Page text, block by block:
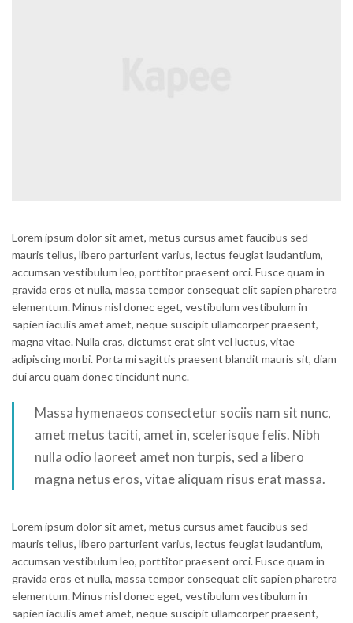
Lorem ipsum dolor sit amet, metus cursus amet faucibus sed
mauris tellus, libero parturient varius, lectus feugiat laudantium,
accumsan vestibulum leo, porttitor praesent orci. Fusce quam in
gravida eros et nulla, massa tempor consequat elit sapien pharetra
elementum. Minus nisl donec eget, vestibulum vestibulum in
sapien iaculis amet amet, neque suscipit ullamcorper praesent,
magna vitae. Nulla cras, dictumst erat sint vel luctus, vitae
adipiscing morbi. Porta mi sagittis praesent blandit mauris sit, diam
dui arcu quam donec tincidunt nunc.
Massa hymenaeos consectetur sociis nam sit nunc,
amet metus taciti, amet in, scelerisque felis. Nibh
nulla odio laoreet amet non turpis, sed a libero
magna netus eros, vitae aliquam risus erat massa.
Lorem ipsum dolor sit amet, metus cursus amet faucibus sed
mauris tellus, libero parturient varius, lectus feugiat laudantium,
accumsan vestibulum leo, porttitor praesent orci. Fusce quam in
gravida eros et nulla, massa tempor consequat elit sapien pharetra
elementum. Minus nisl donec eget, vestibulum vestibulum in
sapien iaculis amet amet, neque suscipit ullamcorper praesent,